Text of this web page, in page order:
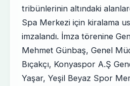
tribünlerinin altındaki
Spa Merkezi için kiralama
imzalandı. İmza törenine
Mehmet Günbaş, Genel
Bıçakçı, Konyaspor A.Ş
Yaşar, Yeşil Beyaz Spor